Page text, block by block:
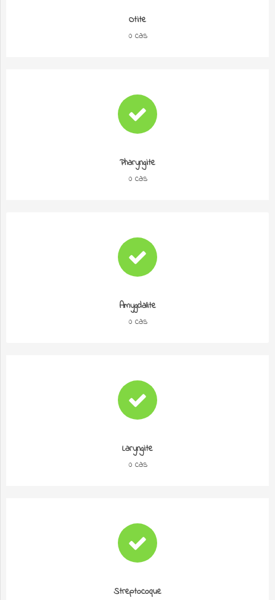
Otite
0 cas
Pharyngite
0 cas
Amygdalite
0 cas
Laryngite
0 cas
Streptocoque